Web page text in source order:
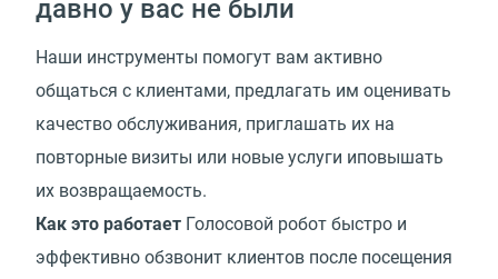
давно у вас не были
Наши инструменты помогут вам активно
общаться с клиентами, предлагать им оценивать
качество обслуживания, приглашать их на
повторные визиты или новые услуги иповышать
их возвращаемость.
Как это работает Голосовой робот быстро и
эффективно обзвонит клиентов после посещения